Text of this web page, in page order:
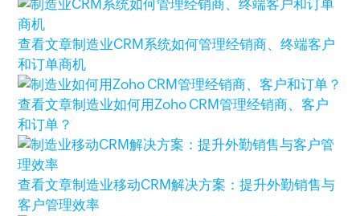
查看文章制造业CRM系统如何管理经销商、终端客户
和订单商机
查看文章制造业如何用Zoho CRM管理经销商、客户
和订单？
查看文章制造业移动CRM解决方案：提升外勤销售与
客户管理效率